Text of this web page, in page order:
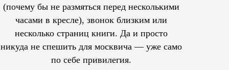
(почему бы не размяться перед несколькими
часами в кресле), звонок близким или
несколько страниц книги. Да и просто
никуда не спешить для москвича — уже само
по себе привилегия.